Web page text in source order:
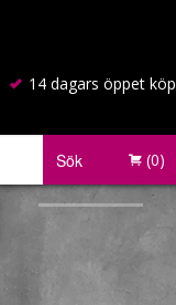
14 dagars öppet köp
Sök (0)